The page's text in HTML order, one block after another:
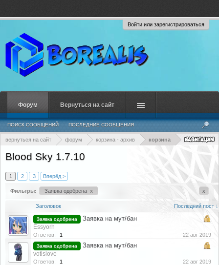
Войти или зарегистрироваться
вернуться на сайт форум корзина - архив корзина
Blood Sky 1.7.10
1 2 3 Вперёд >
Фильтры: Заявка одобрена x x
Заголовок Последний пост ↓
Заявка одобрена Заявка на мут/бан
Essyorh
Ответов: 1 22 авг 2019
Заявка одобрена Заявка на мут/бан
votislove
Ответов: 1 22 авг 2019
Форум
ПОИСК СООБЩЕНИЙ ПОСЛЕДНИЕ СООБЩЕНИЯ
Вернуться на сайт